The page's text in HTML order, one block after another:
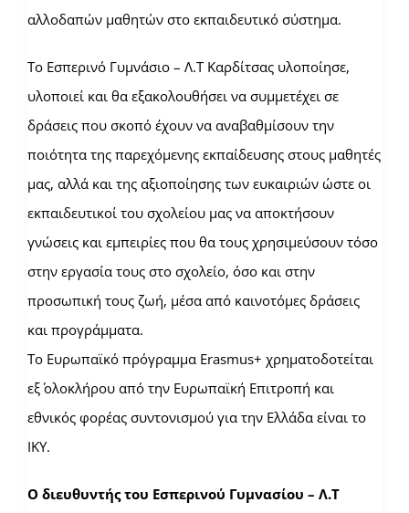
αλλοδαπών μαθητών στο εκπαιδευτικό σύστημα.
Το Εσπερινό Γυμνάσιο – Λ.Τ Καρδίτσας υλοποίησε,
υλοποιεί και θα εξακολουθήσει να συμμετέχει σε
δράσεις που σκοπό έχουν να αναβαθμίσουν την
ποιότητα της παρεχόμενης εκπαίδευσης στους μαθητές
μας, αλλά και της αξιοποίησης των ευκαιριών ώστε οι
εκπαιδευτικοί του σχολείου μας να αποκτήσουν
γνώσεις και εμπειρίες που θα τους χρησιμεύσουν τόσο
στην εργασία τους στο σχολείο, όσο και στην
προσωπική τους ζωή, μέσα από καινοτόμες δράσεις
και προγράμματα.
Το Ευρωπαϊκό πρόγραμμα Erasmus+ χρηματοδοτείται
εξ΄ ολοκλήρου από την Ευρωπαϊκή Επιτροπή και
εθνικός φορέας συντονισμού για την Ελλάδα είναι το
ΙΚΥ.
Ο διευθυντής του Εσπερινού Γυμνασίου – Λ.Τ